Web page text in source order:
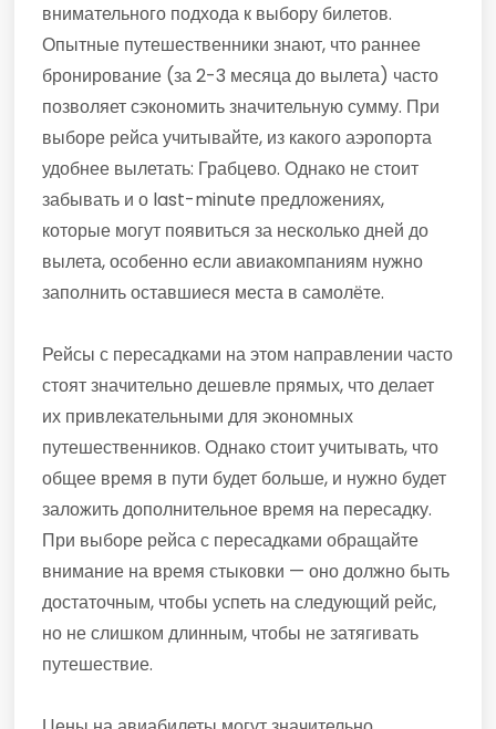
внимательного подхода к выбору билетов.
Опытные путешественники знают, что раннее
бронирование (за 2-3 месяца до вылета) часто
позволяет сэкономить значительную сумму. При
выборе рейса учитывайте, из какого аэропорта
удобнее вылетать: Грабцево. Однако не стоит
забывать и о last-minute предложениях,
которые могут появиться за несколько дней до
вылета, особенно если авиакомпаниям нужно
заполнить оставшиеся места в самолёте.
Рейсы с пересадками на этом направлении часто
стоят значительно дешевле прямых, что делает
их привлекательными для экономных
путешественников. Однако стоит учитывать, что
общее время в пути будет больше, и нужно будет
заложить дополнительное время на пересадку.
При выборе рейса с пересадками обращайте
внимание на время стыковки — оно должно быть
достаточным, чтобы успеть на следующий рейс,
но не слишком длинным, чтобы не затягивать
путешествие.